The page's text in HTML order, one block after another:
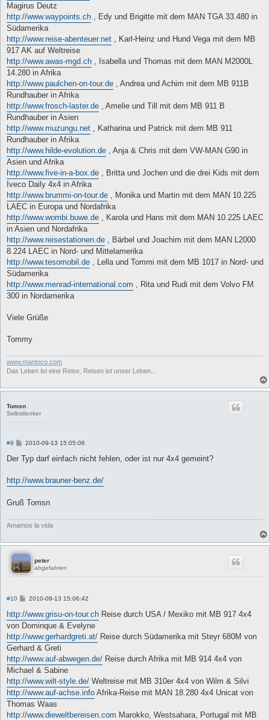
Magirus Deutz
http://www.waypoints.ch , Edy und Brigitte mit dem MAN TGA 33.480 in
Südamerika
http://www.reise-abenteuer.net , Karl-Heinz und Hund Vega mit dem MB
917 AK auf Weltreise
http://www.awas-mgd.ch , Isabella und Thomas mit dem MAN M2000L
14.280 in Afrika
http://www.paulchen-on-tour.de , Andrea und Achim mit dem MB 911B
Rundhauber in Afrika
http://www.frosch-laster.de , Amelie und Till mit dem MB 911 B
Rundhauber in Asien
http://www.muzungu.net , Katharina und Patrick mit dem MB 911
Rundhauber in Afrika
http://www.hilde-evolution.de , Anja & Chris mit dem VW-MAN G90 in
Asien und Afrika
http://www.five-in-a-box.de , Britta und Jochen und die drei Kids mit dem
Iveco Daily 4x4 in Afrika
http://www.brummi-on-tour.de , Monika und Martin mit dem MAN 10.225
LAEC in Europa und Nordafrika
http://www.wombi.buwe.de , Karola und Hans mit dem MAN 10.225 LAEC
in Asien und Nordafrika
http://www.reisestationen.de , Bärbel und Joachim mit dem MAN L2000
8.224 LAEC in Nord- und Mittelamerika
http://www.tesomobil.de , Lella und Tommi mit dem MB 1017 in Nord- und
Südamerika
http://www.menrad-international.com , Rita und Rudi mit dem Volvo FM
300 in Nordamerika
Viele Grüße
Tommy
www.mantoco.com
Das Leben ist eine Reise, Reisen ist unser Leben...
Tomsn
Selbstlenker
#9
B
i
a
g
2010-09-13 15:05:06
Der Typ darf einfach nicht fehlen, oder ist nur 4x4 gemeint?
http://www.brauner-benz.de/
Gruß Tomsn
Amamos la vida
peter
abgefahren
#10
B
i
t
r
a
g
2010-09-13 15:06:42
http://www.grisu-on-tour.ch Reise durch USA / Mexiko mit MB 917 4x4
von Dominque & Evelyne
http://www.gerhardgreti.at/ Reise durch Südamerika mit Steyr 680M von
Gerhard & Greti
http://www.auf-abwegen.de/ Reise durch Afrika mit MB 914 4x4 von
Michael & Sabine
http://www.wilt-style.de/ Weltreise mit MB 310er 4x4 von Wilm & Silvi
http://www.auf-achse.info Afrika-Reise mit MAN 18.280 4x4 Unicat von
Thomas Waas
http://www.dieweltbereisen.com Marokko, Westsahara, Portugal mit MB